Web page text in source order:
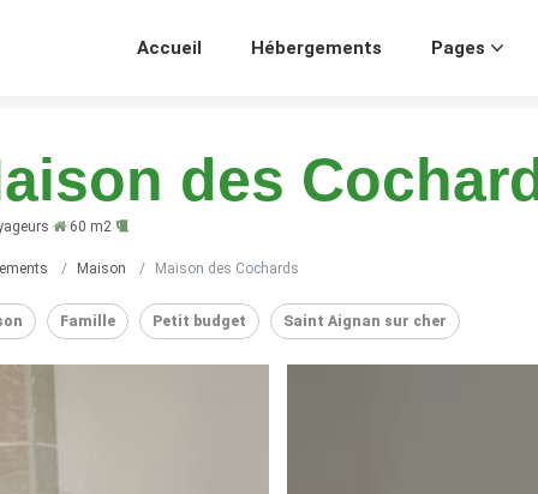
Accueil Hébergements Pages
des
60 m2
Maison Maison des Cochards
Famille Petit budget Saint Aignan sur cher